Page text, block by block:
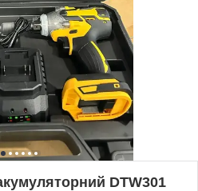
DTW301